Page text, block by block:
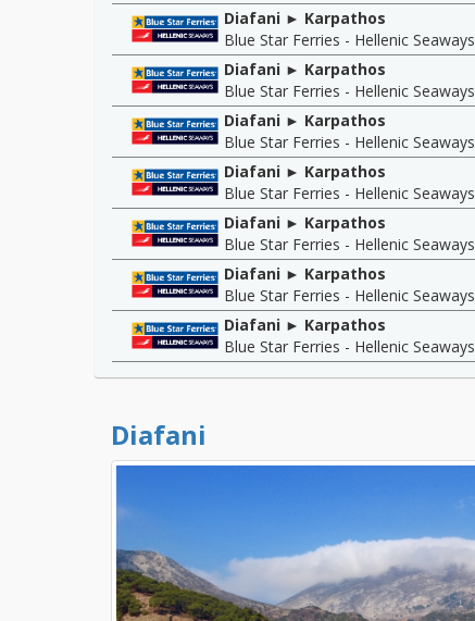
Diafani ► Karpathos
Blue Star Ferries - Hellenic Seaways
Diafani ► Karpathos
Blue Star Ferries - Hellenic Seaways
Diafani ► Karpathos
Blue Star Ferries - Hellenic Seaways
Diafani ► Karpathos
Blue Star Ferries - Hellenic Seaways
Diafani ► Karpathos
Blue Star Ferries - Hellenic Seaways
Diafani ► Karpathos
Blue Star Ferries - Hellenic Seaways
Diafani ► Karpathos
Blue Star Ferries - Hellenic Seaways
Diafani